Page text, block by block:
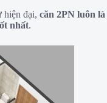
hiện đại, căn 2PN luôn là
nhất.